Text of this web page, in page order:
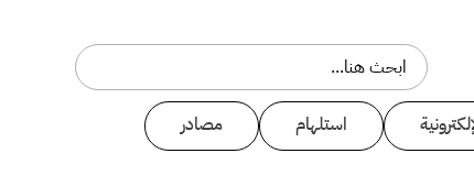
استلهام
مصادر